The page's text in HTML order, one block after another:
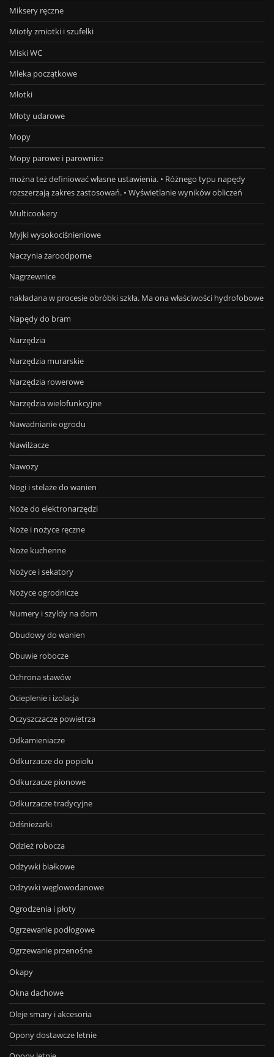
Miksery ręczne
Miotły zmiotki i szufelki
Miski WC
Mleka początkowe
Młotki
Młoty udarowe
Mopy
Mopy parowe i parownice
można też definiować własne ustawienia. • Różnego typu napędy
rozszerzają zakres zastosowań. • Wyświetlanie wyników obliczeń
Multicookery
Myjki wysokociśnieniowe
Naczynia żaroodporne
Nagrzewnice
nakładana w procesie obróbki szkła. Ma ona właściwości hydrofobowe
Napędy do bram
Narzędzia
Narzędzia murarskie
Narzędzia rowerowe
Narzędzia wielofunkcyjne
Nawadnianie ogrodu
Nawilżacze
Nawozy
Nogi i stelaże do wanien
Noże do elektronarzędzi
Noże i nożyce ręczne
Noże kuchenne
Nożyce i sekatory
Nożyce ogrodnicze
Numery i szyldy na dom
Obudowy do wanien
Obuwie robocze
Ochrona stawów
Ocieplenie i izolacja
Oczyszczacze powietrza
Odkamieniacze
Odkurzacze do popiołu
Odkurzacze pionowe
Odkurzacze tradycyjne
Odśnieżarki
Odzież robocza
Odżywki białkowe
Odżywki węglowodanowe
Ogrodzenia i płoty
Ogrzewanie podłogowe
Ogrzewanie przenośne
Okapy
Okna dachowe
Oleje smary i akcesoria
Opony dostawcze letnie